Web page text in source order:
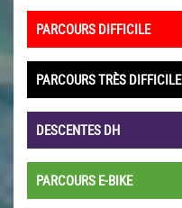
PARCOURS DIFFICILE
PARCOURS TRÈS DIFFICILE
DESCENTES DH
PARCOURS E-BIKE